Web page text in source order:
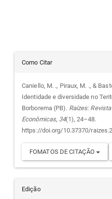
Detalhes
do
artigo
Como Citar
Caniello, M. ., Piraux, M. ., &
Identidade e diversidade no
Borborema (PB). Raízes:
Econômicas, 34(1), 24–48.
https://doi.org/10.37370/
FOMATOS DE CITAÇÃO
Edição